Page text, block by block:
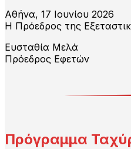
Αθήνα, 17 Ιουνίου 2026
Η Πρόεδρος της
Ευσταθία Μελά
Πρόεδρος Εφετών
Πρόγραμμα